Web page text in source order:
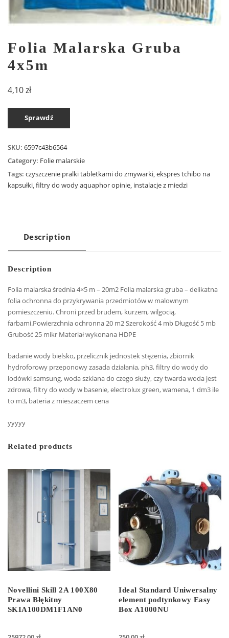
Folia Malarska Gruba
4x5m
4,10zł
Sprawdź
SKU: 6597c43b6564
Category: Folie malarskie
Tags: czyszczenie pralki tabletkami do zmywarki,ekspres tchibo na
kapsułki,filtry do wody aquaphor opinie, instalacje z miedzi
Description
Description
Folia malarska średnia 4×5 m – 20m2 Folia malarska gruba – delikatna
folia ochronna do przykrywania przedmiotów w malownym
pomieszczeniu. Chroni przed brudem, kurzem, wilgocią,
farbami.Powierzchnia ochronna 20 m2 Szerokość 4 mb Długość 5 mb
Grubość 25 mikr Materiał wykonana HDPE
badanie wody bielsko, przelicznik jednostek stężenia, zbiornik
hydroforowy przeponowy zasada działania, ph3, filtry do wody do
lodówki samsung, woda szklana do czego służy, czy twarda woda jest
zdrowa, filtry do wody w basenie, electrolux green, wamena, 1 dm3 ile
to m3, bateria z mieszaczem cena
yyyyy
Related products
Novellini Skill 2A 100X80
Prawa Błękitny
SKIA100DM1F1AN0
Ideal Standard Uniwersalny
element podtynkowy Easy
Box A1000NU